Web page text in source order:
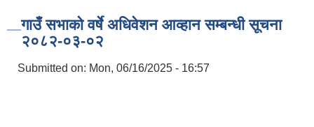
गाउँ सभाको वर्षे अधिवेशन आव्हान सम्बन्धी सूचना
२०८२-०३-०२
Submitted on: Mon, 06/16/2025 - 16:57